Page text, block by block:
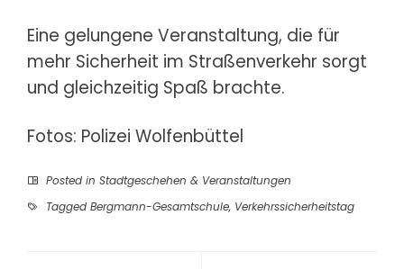
Eine gelungene Veranstaltung, die für
mehr Sicherheit im Straßenverkehr sorgt
und gleichzeitig Spaß brachte.
Fotos: Polizei Wolfenbüttel
Posted in Stadtgeschehen & Veranstaltungen
Tagged Bergmann-Gesamtschule, Verkehrssicherheitstag